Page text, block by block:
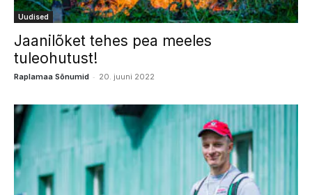
Uudised
Jaanilõket tehes pea meeles
tuleohutust!
Raplamaa Sõnumid - 20. juuni 2022